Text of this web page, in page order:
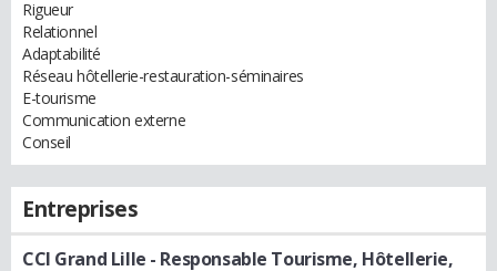
Rigueur
Relationnel
Adaptabilité
Réseau hôtellerie-restauration-séminaires
E-tourisme
Communication externe
Conseil
Entreprises
CCI Grand Lille - Responsable Tourisme, Hôtellerie,